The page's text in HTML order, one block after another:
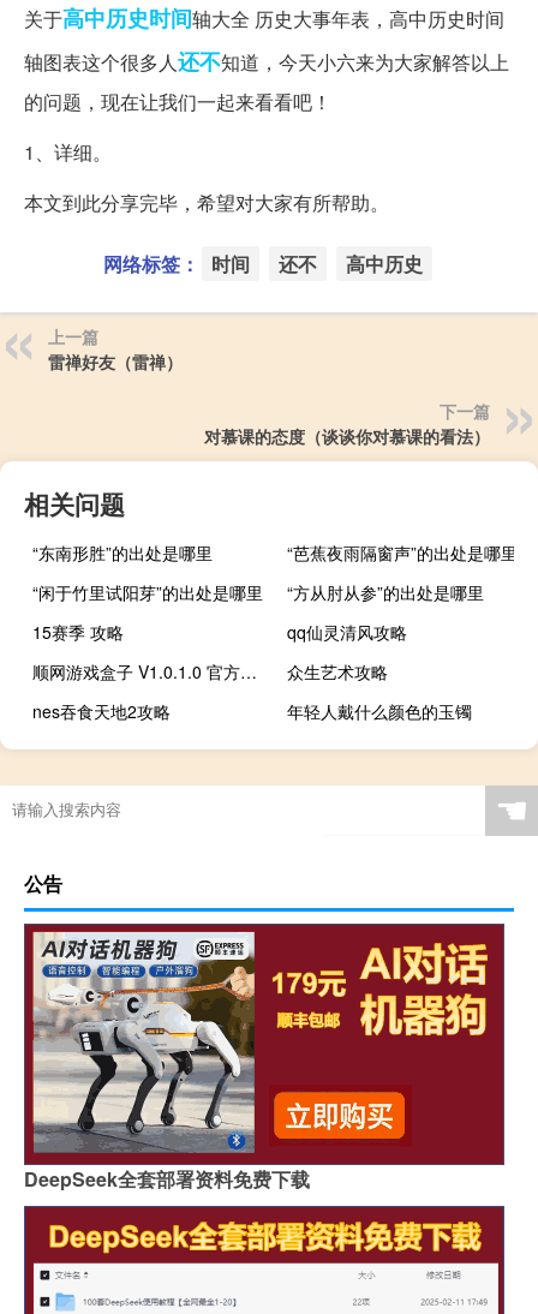
关于高中历史时间轴大全 历史大事年表，高中历史时间
轴图表这个很多人还不知道，今天小六来为大家解答以上
的问题，现在让我们一起来看看吧！
1、详细。
本文到此分享完毕，希望对大家有所帮助。
网络标签： 时间 还不 高中历史
上一篇
雷禅好友（雷禅）
下一篇
对慕课的态度（谈谈你对慕课的看法）
相关问题
“东南形胜”的出处是哪里
“芭蕉夜雨隔窗声”的出处是哪里
“闲于竹里试阳芽”的出处是哪里
“方从肘从参”的出处是哪里
15赛季 攻略
qq仙灵清风攻略
顺网游戏盒子 V1.0.1.0 官方最新版（顺网游戏盒子 V1.0.1.0 官方最新版功能简介）
众生艺术攻略
nes吞食天地2攻略
年轻人戴什么颜色的玉镯
☚
公告
DeepSeek全套部署资料免费下载